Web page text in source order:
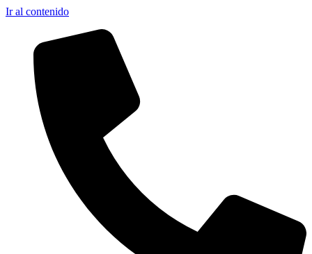
Ir al contenido